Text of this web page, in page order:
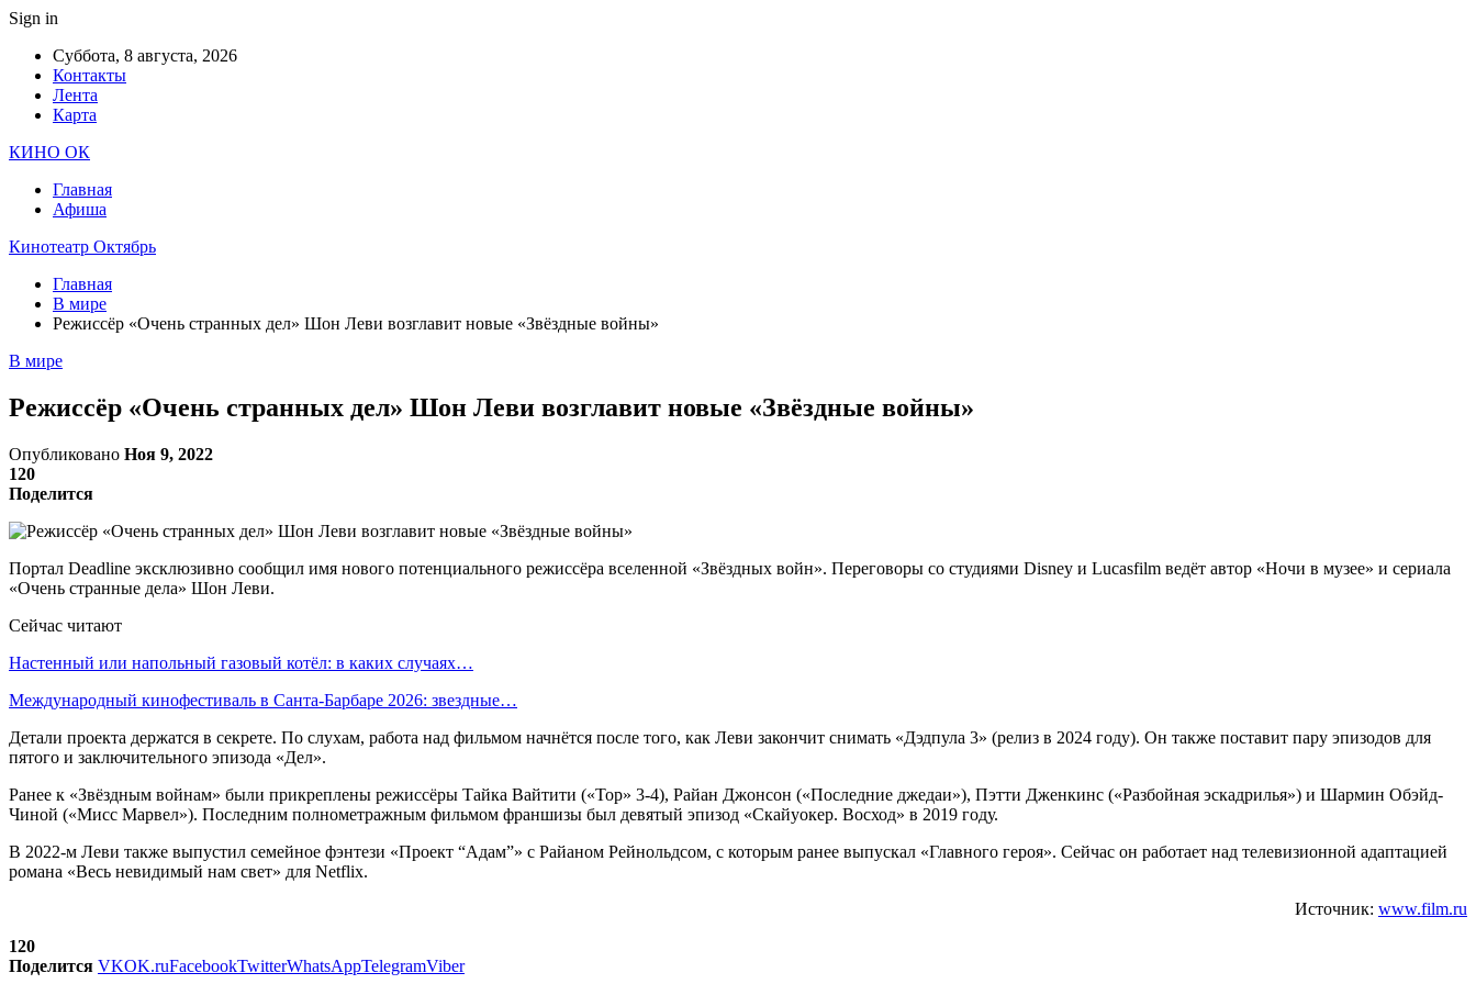
Sign in
Суббота, 8 августа, 2026
Контакты
Лента
Карта
КИНО ОК
Главная
Афиша
Кинотеатр Октябрь
Главная
В мире
Режиссёр «Очень странных дел» Шон Леви возглавит новые «Звёздные войны»
В мире
Режиссёр «Очень странных дел» Шон Леви возглавит новые «Звёздные войны»
Опубликовано Ноя 9, 2022
120
Поделится
Портал Deadline эксклюзивно сообщил имя нового потенциального режиссёра вселенной «Звёздных войн». Переговоры со студиями Disney и Lucasfilm ведёт автор «Ночи в музее» и сериала
«Очень странные дела» Шон Леви.
Сейчас читают
Настенный или напольный газовый котёл: в каких случаях…
Международный кинофестиваль в Санта-Барбаре 2026: звездные…
Детали проекта держатся в секрете. По слухам, работа над фильмом начнётся после того, как Леви закончит снимать «Дэдпула 3» (релиз в 2024 году). Он также поставит пару эпизодов для
пятого и заключительного эпизода «Дел».
Ранее к «Звёздным войнам» были прикреплены режиссёры Тайка Вайтити («Тор» 3-4), Райан Джонсон («Последние джедаи»), Пэтти Дженкинс («Разбойная эскадрилья») и Шармин Обэйд-
Чиной («Мисс Марвел»). Последним полнометражным фильмом франшизы был девятый эпизод «Скайуокер. Восход» в 2019 году.
В 2022-м Леви также выпустил семейное фэнтези «Проект “Адам”» с Райаном Рейнольдсом, с которым ранее выпускал «Главного героя». Сейчас он работает над телевизионной адаптацией
романа «Весь невидимый нам свет» для Netflix.
Источник: www.film.ru
120
Поделится VKOK.ruFacebookTwitterWhatsAppTelegramViber